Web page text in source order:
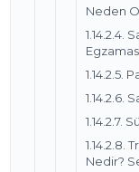
Neden
1.14.2.4.
1.14.2.5.
1.14.2.6.
1.14.2.7.
1.14.2.8.
Nedir?